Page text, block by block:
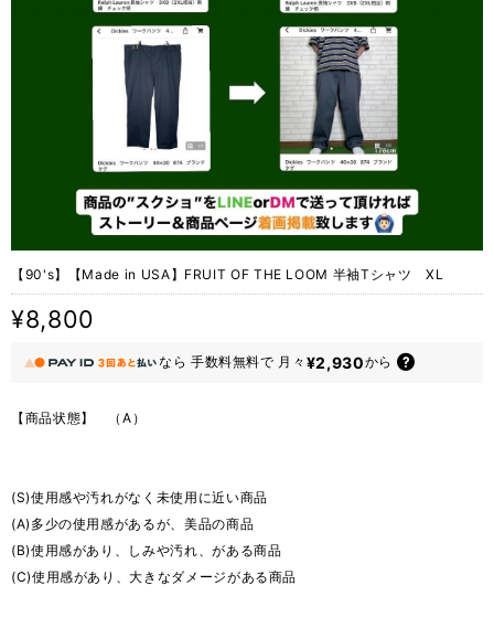
【90's】【Made in USA】FRUIT OF THE LOOM 半袖Tシャツ XL
¥8,800
なら 手数料無料で 月々 ¥2,930から
【商品状態】 （A）
(S)使用感や汚れがなく未使用に近い商品
(A)多少の使用感があるが、美品の商品
(B)使用感があり、しみや汚れ、がある商品
(C)使用感があり、大きなダメージがある商品